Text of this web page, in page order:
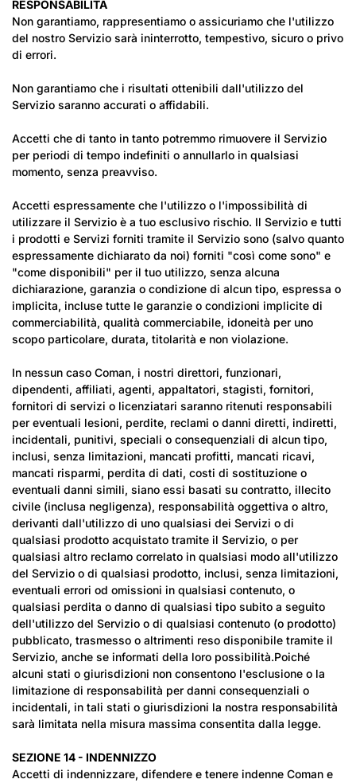
RESPONSABILITÀ
Non garantiamo, rappresentiamo o assicuriamo che l'utilizzo
del nostro Servizio sarà ininterrotto, tempestivo, sicuro o privo
di errori.
Non garantiamo che i risultati ottenibili dall'utilizzo del
Servizio saranno accurati o affidabili.
Accetti che di tanto in tanto potremmo rimuovere il Servizio
per periodi di tempo indefiniti o annullarlo in qualsiasi
momento, senza preavviso.
Accetti espressamente che l'utilizzo o l'impossibilità di
utilizzare il Servizio è a tuo esclusivo rischio. Il Servizio e tutti
i prodotti e Servizi forniti tramite il Servizio sono (salvo quanto
espressamente dichiarato da noi) forniti "così come sono" e
"come disponibili" per il tuo utilizzo, senza alcuna
dichiarazione, garanzia o condizione di alcun tipo, espressa o
implicita, incluse tutte le garanzie o condizioni implicite di
commerciabilità, qualità commerciabile, idoneità per uno
scopo particolare, durata, titolarità e non violazione.
In nessun caso Coman, i nostri direttori, funzionari,
dipendenti, affiliati, agenti, appaltatori, stagisti, fornitori,
fornitori di servizi o licenziatari saranno ritenuti responsabili
per eventuali lesioni, perdite, reclami o danni diretti, indiretti,
incidentali, punitivi, speciali o consequenziali di alcun tipo,
inclusi, senza limitazioni, mancati profitti, mancati ricavi,
mancati risparmi, perdita di dati, costi di sostituzione o
eventuali danni simili, siano essi basati su contratto, illecito
civile (inclusa negligenza), responsabilità oggettiva o altro,
derivanti dall'utilizzo di uno qualsiasi dei Servizi o di
qualsiasi prodotto acquistato tramite il Servizio, o per
qualsiasi altro reclamo correlato in qualsiasi modo all'utilizzo
del Servizio o di qualsiasi prodotto, inclusi, senza limitazioni,
eventuali errori od omissioni in qualsiasi contenuto, o
qualsiasi perdita o danno di qualsiasi tipo subito a seguito
dell'utilizzo del Servizio o di qualsiasi contenuto (o prodotto)
pubblicato, trasmesso o altrimenti reso disponibile tramite il
Servizio, anche se informati della loro possibilità.Poiché
alcuni stati o giurisdizioni non consentono l'esclusione o la
limitazione di responsabilità per danni consequenziali o
incidentali, in tali stati o giurisdizioni la nostra responsabilità
sarà limitata nella misura massima consentita dalla legge.
SEZIONE 14 - INDENNIZZO
Accetti di indennizzare, difendere e tenere indenne Coman e